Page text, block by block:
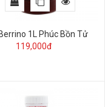
1L Phúc Bồn Tử
119,000đ